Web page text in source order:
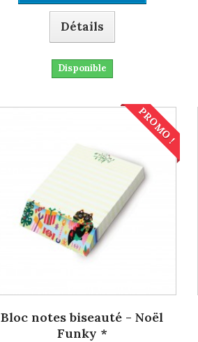
Détails
Disponible
PROMO !
Bloc notes biseauté - Noël
Funky *